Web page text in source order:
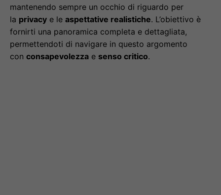
mantenendo sempre un occhio di riguardo per
la privacy e le aspettative realistiche. L’obiettivo è
fornirti una panoramica completa e dettagliata,
permettendoti di navigare in questo argomento
con consapevolezza e senso critico.